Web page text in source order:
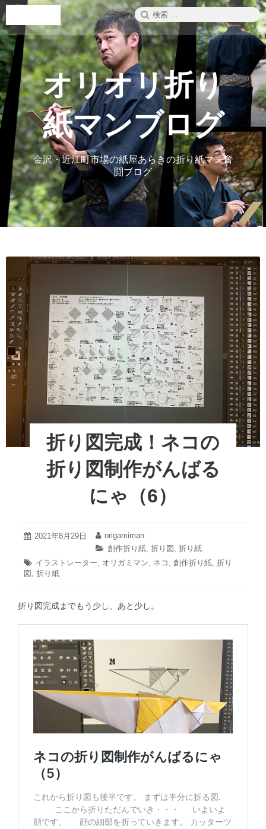
コ
ン
テ
ン
ツ
へ
ス
キ
ッ
プ
検
索:
オリオリ折り
紙マンブログ
金沢・近江町市場の紙屋あらきの折り紙マン奮
闘ブログ
折り図完成！ネコの
折り図制作がんばる
にゃ（6）
投
日:
2021年8月29日
2021
月
投
稿
者:
origamiman
カ
テ
創作折り紙, 折り図 , 折り紙
タ
グ:
イラストレーター, オリガミマン, ネコ , 創作折り紙, 折り
図 , 折り紙
折り図完成までもう少し、あと少し。